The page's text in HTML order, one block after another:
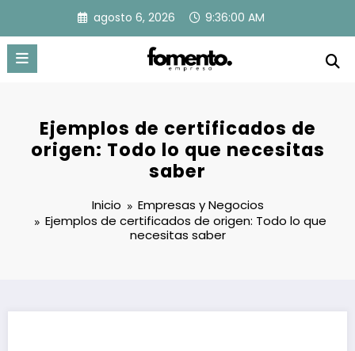
contenido
agosto 6, 2026 9:36:01 AM
Ejemplos de certificados de
origen: Todo lo que necesitas
saber
Inicio
Empresas y Negocios
Ejemplos de certificados de origen: Todo lo que
necesitas saber